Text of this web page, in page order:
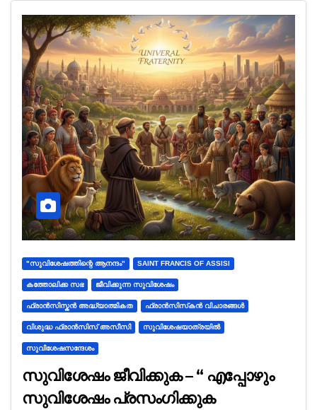
"സുവിശേഷത്തിന്റെ ആനന്ദം" SAINT FRANCIS OF ASSISI
കത്തോലിക്ക സഭ ജീവിക്കുന്ന സുവിശേഷം
ഫ്രാൻസിസ്കൻ അദ്ധ്യാത്മികത ഫ്രാൻസിസ്‌കൻ വിചാരങ്ങൾ
വിശുദ്ധ ഫ്രാൻസിസ് അസീസി സുവിശേഷയാത്രയില്‍
സുവിശേഷസന്ദേശം
സുവിശേഷം ജീവിക്കുക – “ എപ്പോഴും
സുവിശേഷം പ്രസംഗിക്കുക